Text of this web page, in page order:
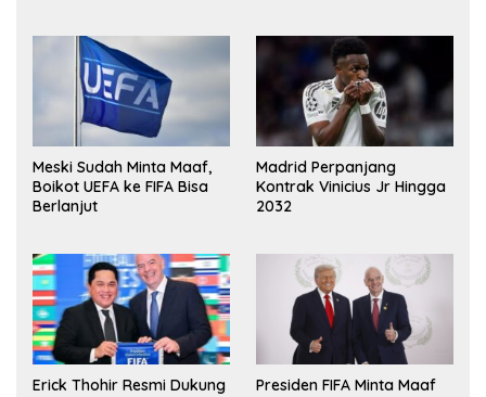
Meski Sudah Minta Maaf,
Boikot UEFA ke FIFA Bisa
Berlanjut
Madrid Perpanjang
Kontrak Vinicius Jr Hingga
2032
Erick Thohir Resmi Dukung
Presiden FIFA Minta Maaf